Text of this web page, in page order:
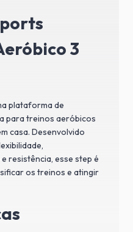
3
plataforma de
para treinos aeróbicos
casa. Desenvolvido
resistência, esse step é
os treinos e atingir